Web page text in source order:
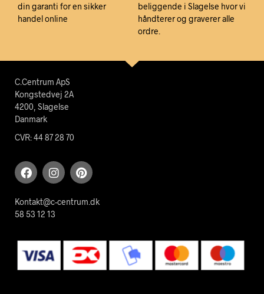
din garanti for en sikker
handel online
beliggende i Slagelse hvor vi
håndterer og graverer alle
ordre.
C.Centrum ApS
Kongstedvej 2A
4200, Slagelse
Danmark
CVR: 44 87 28 70
Kontakt@c-centrum.dk
58 53 12 13